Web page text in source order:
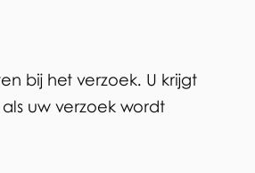
bij het verzoek. U krijgt
uw verzoek wordt